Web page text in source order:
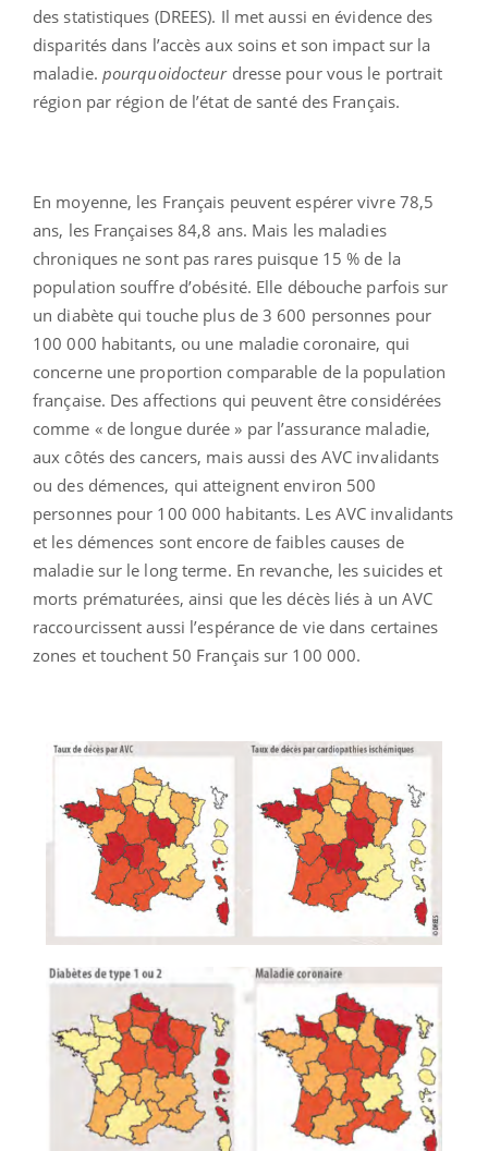
des statistiques (DREES). Il met aussi en évidence des
disparités dans l’accès aux soins et son impact sur la
maladie. pourquoidocteur dresse pour vous le portrait
région par région de l’état de santé des Français.
En moyenne, les Français peuvent espérer vivre 78,5
ans, les Françaises 84,8 ans. Mais les maladies
chroniques ne sont pas rares puisque 15 % de la
population souffre d’obésité. Elle débouche parfois sur
un diabète qui touche plus de 3 600 personnes pour
100 000 habitants, ou une maladie coronaire, qui
concerne une proportion comparable de la population
française. Des affections qui peuvent être considérées
comme « de longue durée » par l’assurance maladie,
aux côtés des cancers, mais aussi des AVC invalidants
ou des démences, qui atteignent environ 500
personnes pour 100 000 habitants. Les AVC invalidants
et les démences sont encore de faibles causes de
maladie sur le long terme. En revanche, les suicides et
morts prématurées, ainsi que les décès liés à un AVC
raccourcissent aussi l’espérance de vie dans certaines
zones et touchent 50 Français sur 100 000.